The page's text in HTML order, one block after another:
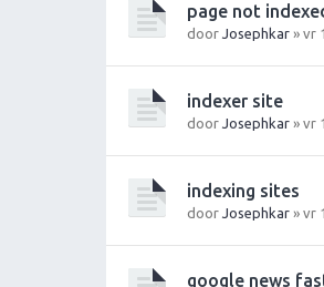
page not
door Josephkar » vr
indexer site
door Josephkar » vr
indexing sites
door Josephkar » vr
google news